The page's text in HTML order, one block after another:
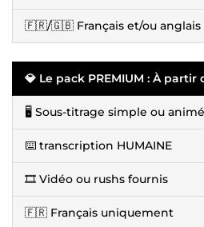
🇫🇷/🇬🇧 Français et/ou anglais
💎 Le pack PREMIUM : À partir
🖥️ Sous-titrage simple ou animé
⌨️ transcription HUMAINE
🎞️ Vidéo ou rushs fournis
🇫🇷 Français uniquement